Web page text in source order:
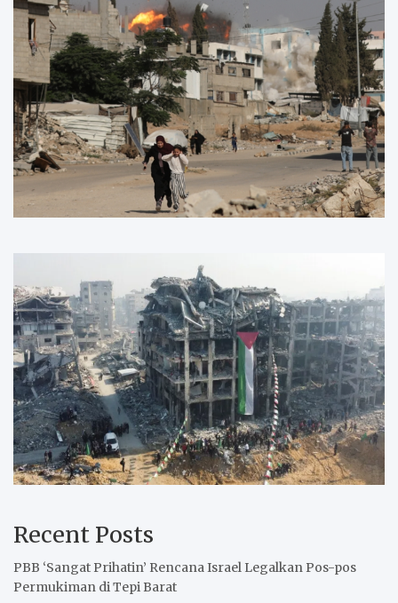
Recent Posts
PBB ‘Sangat Prihatin’ Rencana Israel Legalkan Pos-pos
Permukiman di Tepi Barat